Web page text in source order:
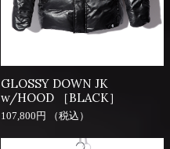
GLOSSY DOWN JK
w/HOOD ［BLACK］
107,800円 （税込）